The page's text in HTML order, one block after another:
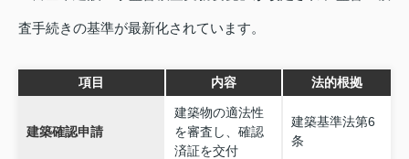
査手続きの基準が最新化されています。
項目 内容 法的根拠
建築確認申請
建築物の適法性
を審査し、確認
済証を交付
建築基準法第6
条